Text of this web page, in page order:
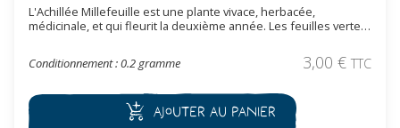
L'Achillée Millefeuille est une plante vivace, herbacée,
médicinale, et qui fleurit la deuxième année. Les feuilles vertes
multiples corymbes de petites fleurs, au parfum camphré,
blanches à rose foncé.
Conditionnement : 0.2 gramme 3,00 € TTC
Ajouter au panier